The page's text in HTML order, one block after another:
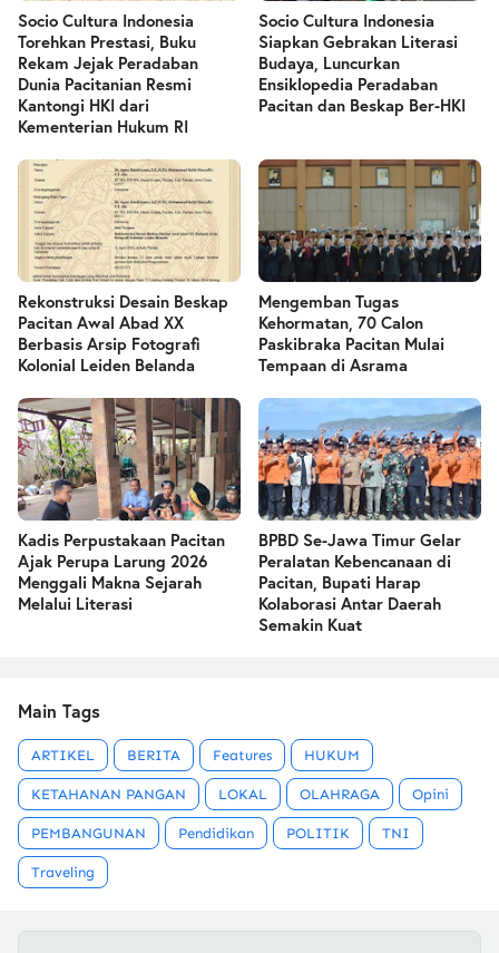
Socio Cultura Indonesia
Torehkan Prestasi, Buku
Rekam Jejak Peradaban
Dunia Pacitanian Resmi
Kantongi HKI dari
Kementerian Hukum RI
Socio Cultura Indonesia
Siapkan Gebrakan Literasi
Budaya, Luncurkan
Ensiklopedia Peradaban
Pacitan dan Beskap Ber-HKI
Rekonstruksi Desain Beskap
Pacitan Awal Abad XX
Berbasis Arsip Fotografi
Kolonial Leiden Belanda
Mengemban Tugas
Kehormatan, 70 Calon
Paskibraka Pacitan Mulai
Tempaan di Asrama
Kadis Perpustakaan Pacitan
Ajak Perupa Larung 2026
Menggali Makna Sejarah
Melalui Literasi
BPBD Se-Jawa Timur Gelar
Peralatan Kebencanaan di
Pacitan, Bupati Harap
Kolaborasi Antar Daerah
Semakin Kuat
Main Tags
ARTIKEL BERITA Features HUKUM
KETAHANAN PANGAN LOKAL OLAHRAGA Opini
PEMBANGUNAN Pendidikan POLITIK TNI
Traveling